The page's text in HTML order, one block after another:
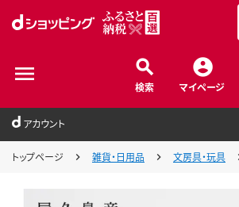
検索 マイページ
アカウント
トップページ 雑貨・日用品 文房具・玩具